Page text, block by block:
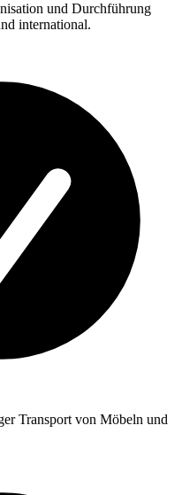
und Durchführung
international.
Transport von Möbeln und